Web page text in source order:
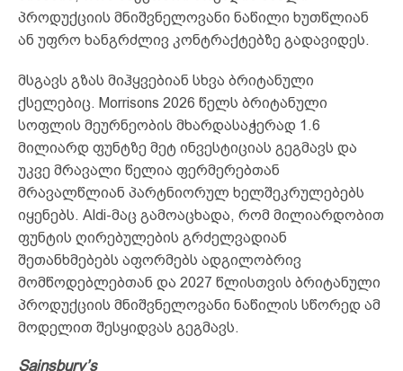
პროდუქციის მნიშვნელოვანი ნაწილი ხუთწლიან
ან უფრო ხანგრძლივ კონტრაქტებზე გადავიდეს.
მსგავს გზას მიჰყვებიან სხვა ბრიტანული
ქსელებიც. Morrisons 2026 წელს ბრიტანული
სოფლის მეურნეობის მხარდასაჭერად 1.6
მილიარდ ფუნტზე მეტ ინვესტიციას გეგმავს და
უკვე მრავალი წელია ფერმერებთან
მრავალწლიან პარტნიორულ ხელშეკრულებებს
იყენებს. Aldi-მაც გამოაცხადა, რომ მილიარდობით
ფუნტის ღირებულების გრძელვადიან
შეთანხმებებს აფორმებს ადგილობრივ
მომწოდებლებთან და 2027 წლისთვის ბრიტანული
პროდუქციის მნიშვნელოვანი ნაწილის სწორედ ამ
მოდელით შესყიდვას გეგმავს.
Sainsbury’s